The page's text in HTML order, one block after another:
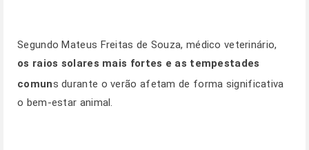
Segundo Mateus Freitas de Souza, médico veterinário,
os raios solares mais fortes e as tempestades
comuns durante o verão afetam de forma significativa
o bem-estar animal.